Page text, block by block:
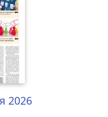
2026